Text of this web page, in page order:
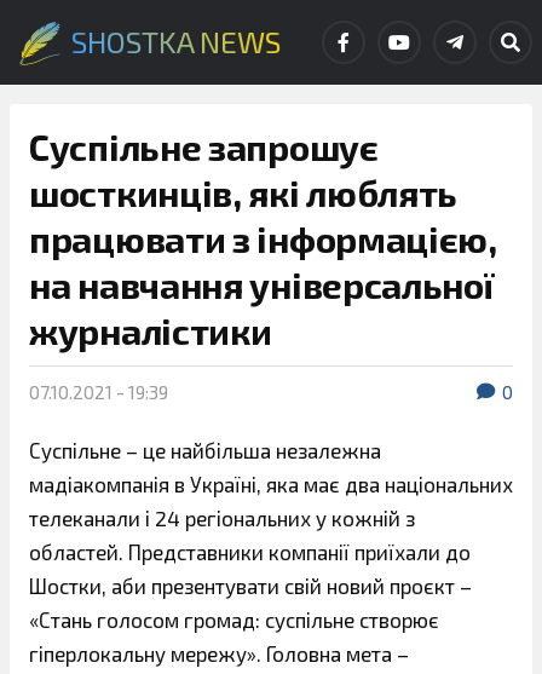
SHOSTKA NEWS
Суспільне запрошує
шосткинців, які люблять
працювати з інформацією,
на навчання універсальної
журналістики
07.10.2021 - 19:39 0
Суспільне – це найбільша незалежна
мадіакомпанія в Україні, яка має два національних
телеканали і 24 регіональних у кожній з
областей. Представники компанії приїхали до
Шостки, аби презентувати свій новий проєкт –
«Стань голосом громад: суспільне створює
гіперлокальну мережу». Головна мета –